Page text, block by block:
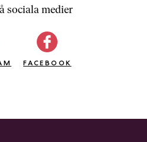
sociala medier
FACEBOOK